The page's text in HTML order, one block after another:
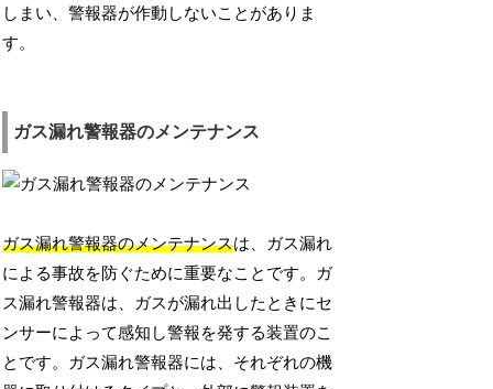
しまい、警報器が作動しないことがありま
す。
ガス漏れ警報器のメンテナンス
ガス漏れ警報器のメンテナンスは、ガス漏れ
による事故を防ぐために重要なことです。ガ
ス漏れ警報器は、ガスが漏れ出したときにセ
ンサーによって感知し警報を発する装置のこ
とです。ガス漏れ警報器には、それぞれの機